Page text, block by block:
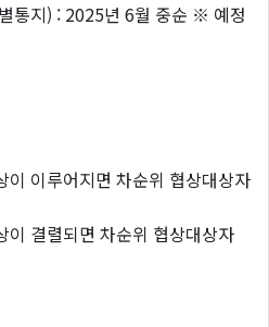
통지) : 2025년 6월 중순 ※ 예정
이 이루어지면 차순위 협상대상자
이 결렬되면 차순위 협상대상자